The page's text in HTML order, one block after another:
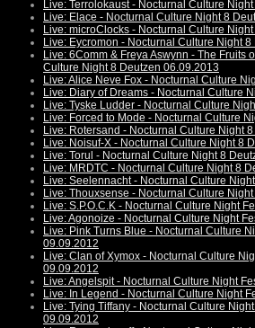
Live: Terrolokaust - Nocturnal Culture
Live: Elace - Nocturnal Culture Night 8
Live: microClocks - Nocturnal Culture
Live: Eycromon - Nocturnal Culture Night
Live: 6Comm & Freya Aswynn - The Fruits
Culture Night 8 Deutzen 06.09.2013
Live: Alice Neve Fox - Nocturnal Culture
Live: Diary of Dreams - Nocturnal Culture
Live: Tyske Ludder - Nocturnal Culture
Live: Forced to Mode - Nocturnal Culture
Live: Rotersand - Nocturnal Culture Night
Live: Noisuf-X - Nocturnal Culture Night 8
Live: Torul - Nocturnal Culture Night 8
Live: MRDTC - Nocturnal Culture Night 8
Live: Seelennacht - Nocturnal Culture
Live: Thouxsense - Nocturnal Culture
Live: S.P.O.C.K - Nocturnal Culture Night
Live: Agonoize - Nocturnal Culture Night
Live: Pink Turns Blue - Nocturnal Culture
09.09.2012
Live: Clan of Xymox - Nocturnal Culture
09.09.2012
Live: Angelspit - Nocturnal Culture Night
Live: In Legend - Nocturnal Culture Night
Live: Tying Tiffany - Nocturnal Culture
09.09.2012